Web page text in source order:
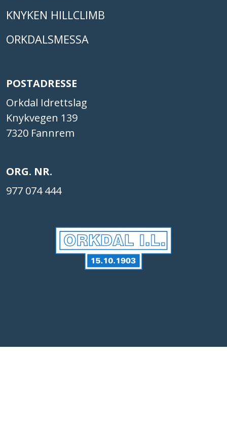
KNYKEN HILLCLIMB
ORKDALSMESSA
POSTADRESSE
Orkdal Idrettslag
Knykvegen 139
7320 Fannrem
ORG. NR.
977 074 444